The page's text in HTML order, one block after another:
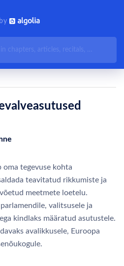
oma tegevuse kohta
teavitatud rikkumiste ja
meetmete loetelu.
valitsusele ja
kindlaks määratud asutustele.
avalikkusele, Euroopa